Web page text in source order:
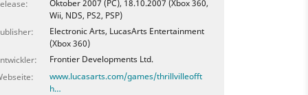
Oktober 2007 (PC), 18.10.2007 (Xbox 360,
Wii, NDS, PS2, PSP)
Electronic Arts, LucasArts Entertainment
(Xbox 360)
Frontier Developments Ltd.
www.lucasarts.com/games/thrillvilleofft
h…